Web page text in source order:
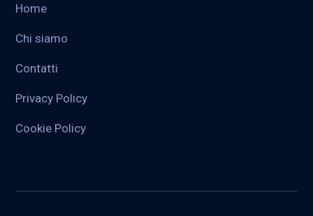
Home
Chi siamo
Contatti
Privacy Policy
Cookie Policy